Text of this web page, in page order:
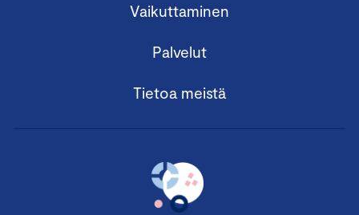
Vaikuttaminen
Palvelut
Tietoa meistä